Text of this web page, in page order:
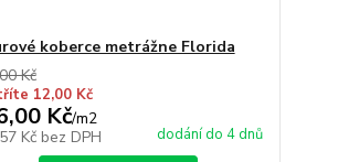
koberce metrážne Florida
Kč
12,00 Kč
Kč/m2
Kč bez DPH dodání do 4 dnů